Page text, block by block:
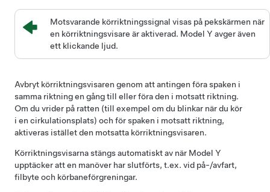
Motsvarande körriktningssignal visas på pekskärmen när
en körriktningsvisare är aktiverad. Model Y avger även
ett klickande ljud.
Avbryt körriktningsvisaren genom att antingen föra spaken i
samma riktning en gång till eller föra den i motsatt riktning.
Om du vrider på ratten (till exempel om du blinkar när du kör
i en cirkulationsplats) och för spaken i motsatt riktning,
aktiveras istället den motsatta körriktningsvisaren.
Körriktningsvisarna stängs automatiskt av när Model Y
upptäcker att en manöver har slutförts, t.ex. vid på-/avfart,
filbyte och körbaneförgreningar.